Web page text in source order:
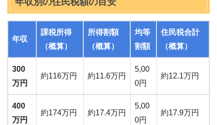
年収
課税所得
（概算）
所得割額
（概算）
均等
割額
住民税合計
（概算）
300
万円
約116万円 約11.6万円
5,00
0円
約12.1万円
400
万円
約174万円 約17.4万円
5,00
0円
約17.9万円